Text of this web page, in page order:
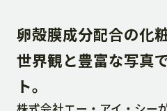
CONTACT
RECRUIT SITE
卵殻膜成分配合の化
世界観と豊富な写真
ト。